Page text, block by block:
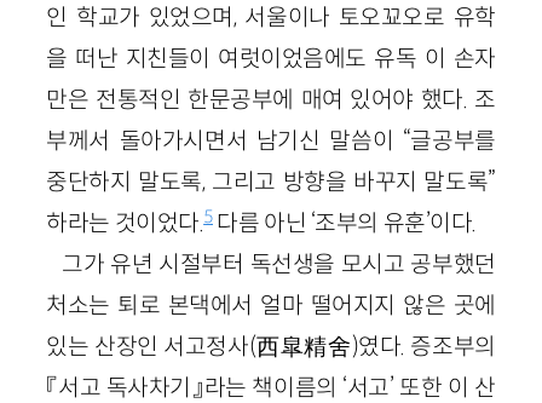
인 학교가 있었으며, 서울이나 토오꾜오로 유학
을 떠난 지친들이 여럿이었음에도 유독 이 손자
만은 전통적인 한문공부에 매여 있어야 했다. 조
부께서 돌아가시면서 남기신 말씀이 “글공부를
중단하지 말도록, 그리고 방향을 바꾸지 말도록”
하라는 것이었다.5다름 아닌 ‘조부의 유훈’이다.
그가 유년 시절부터 독선생을 모시고 공부했던
처소는 퇴로 본댁에서 얼마 떨어지지 않은 곳에
있는 산장인 서고정사(西皐精舍)였다. 증조부의
『서고 독사차기』라는 책이름의 ‘서고’ 또한 이 산